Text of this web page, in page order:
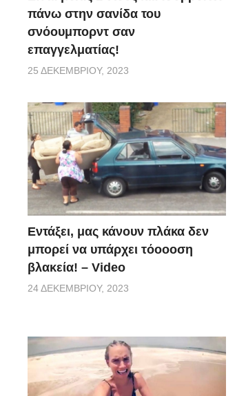
πάνω στην σανίδα του
σνόουμπορντ σαν
επαγγελματίας!
25 ΔΕΚΕΜΒΡΊΟΥ, 2023
Εντάξει, μας κάνουν πλάκα δεν
μπορεί να υπάρχει τόοοοση
βλακεία! – Video
24 ΔΕΚΕΜΒΡΊΟΥ, 2023